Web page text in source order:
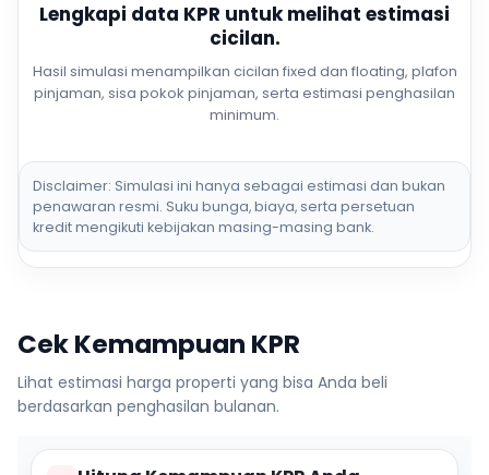
Lengkapi data KPR untuk melihat estimasi
cicilan.
Hasil simulasi menampilkan cicilan fixed dan floating, plafon
pinjaman, sisa pokok pinjaman, serta estimasi penghasilan
minimum.
Disclaimer: Simulasi ini hanya sebagai estimasi dan bukan
penawaran resmi. Suku bunga, biaya, serta persetuan
kredit mengikuti kebijakan masing-masing bank.
Cek Kemampuan KPR
Lihat estimasi harga properti yang bisa Anda beli
berdasarkan penghasilan bulanan.